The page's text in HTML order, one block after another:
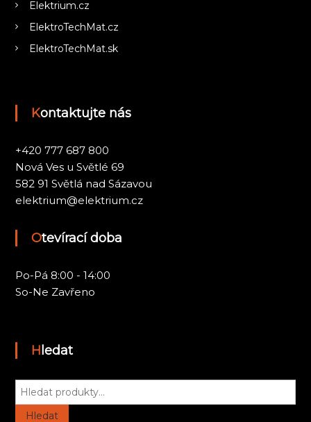
Elektrium.cz
ElektroTechMat.cz
ElektroTechMat.sk
Kontaktujte nás
+420 777 687 800
Nová Ves u Světlé 69
582 91 Světlá nad Sázavou
elektrium@elektrium.cz
Otevírací doba
Po-Pá 8:00 - 14:00
So-Ne Zavřeno
Hledat
H
Hledat